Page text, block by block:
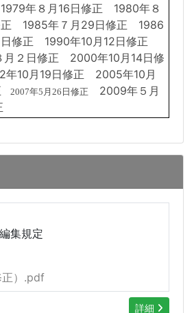
年８月16日修正 1980年８
正 1985年７月29日修正 1986
日修正 1990年10月12日修正
月２日修正 2000年10月14日修
10月19日修正 2005年10月
2007年5月26日修正
2009年５月
集規定
正）.pdf
詳細